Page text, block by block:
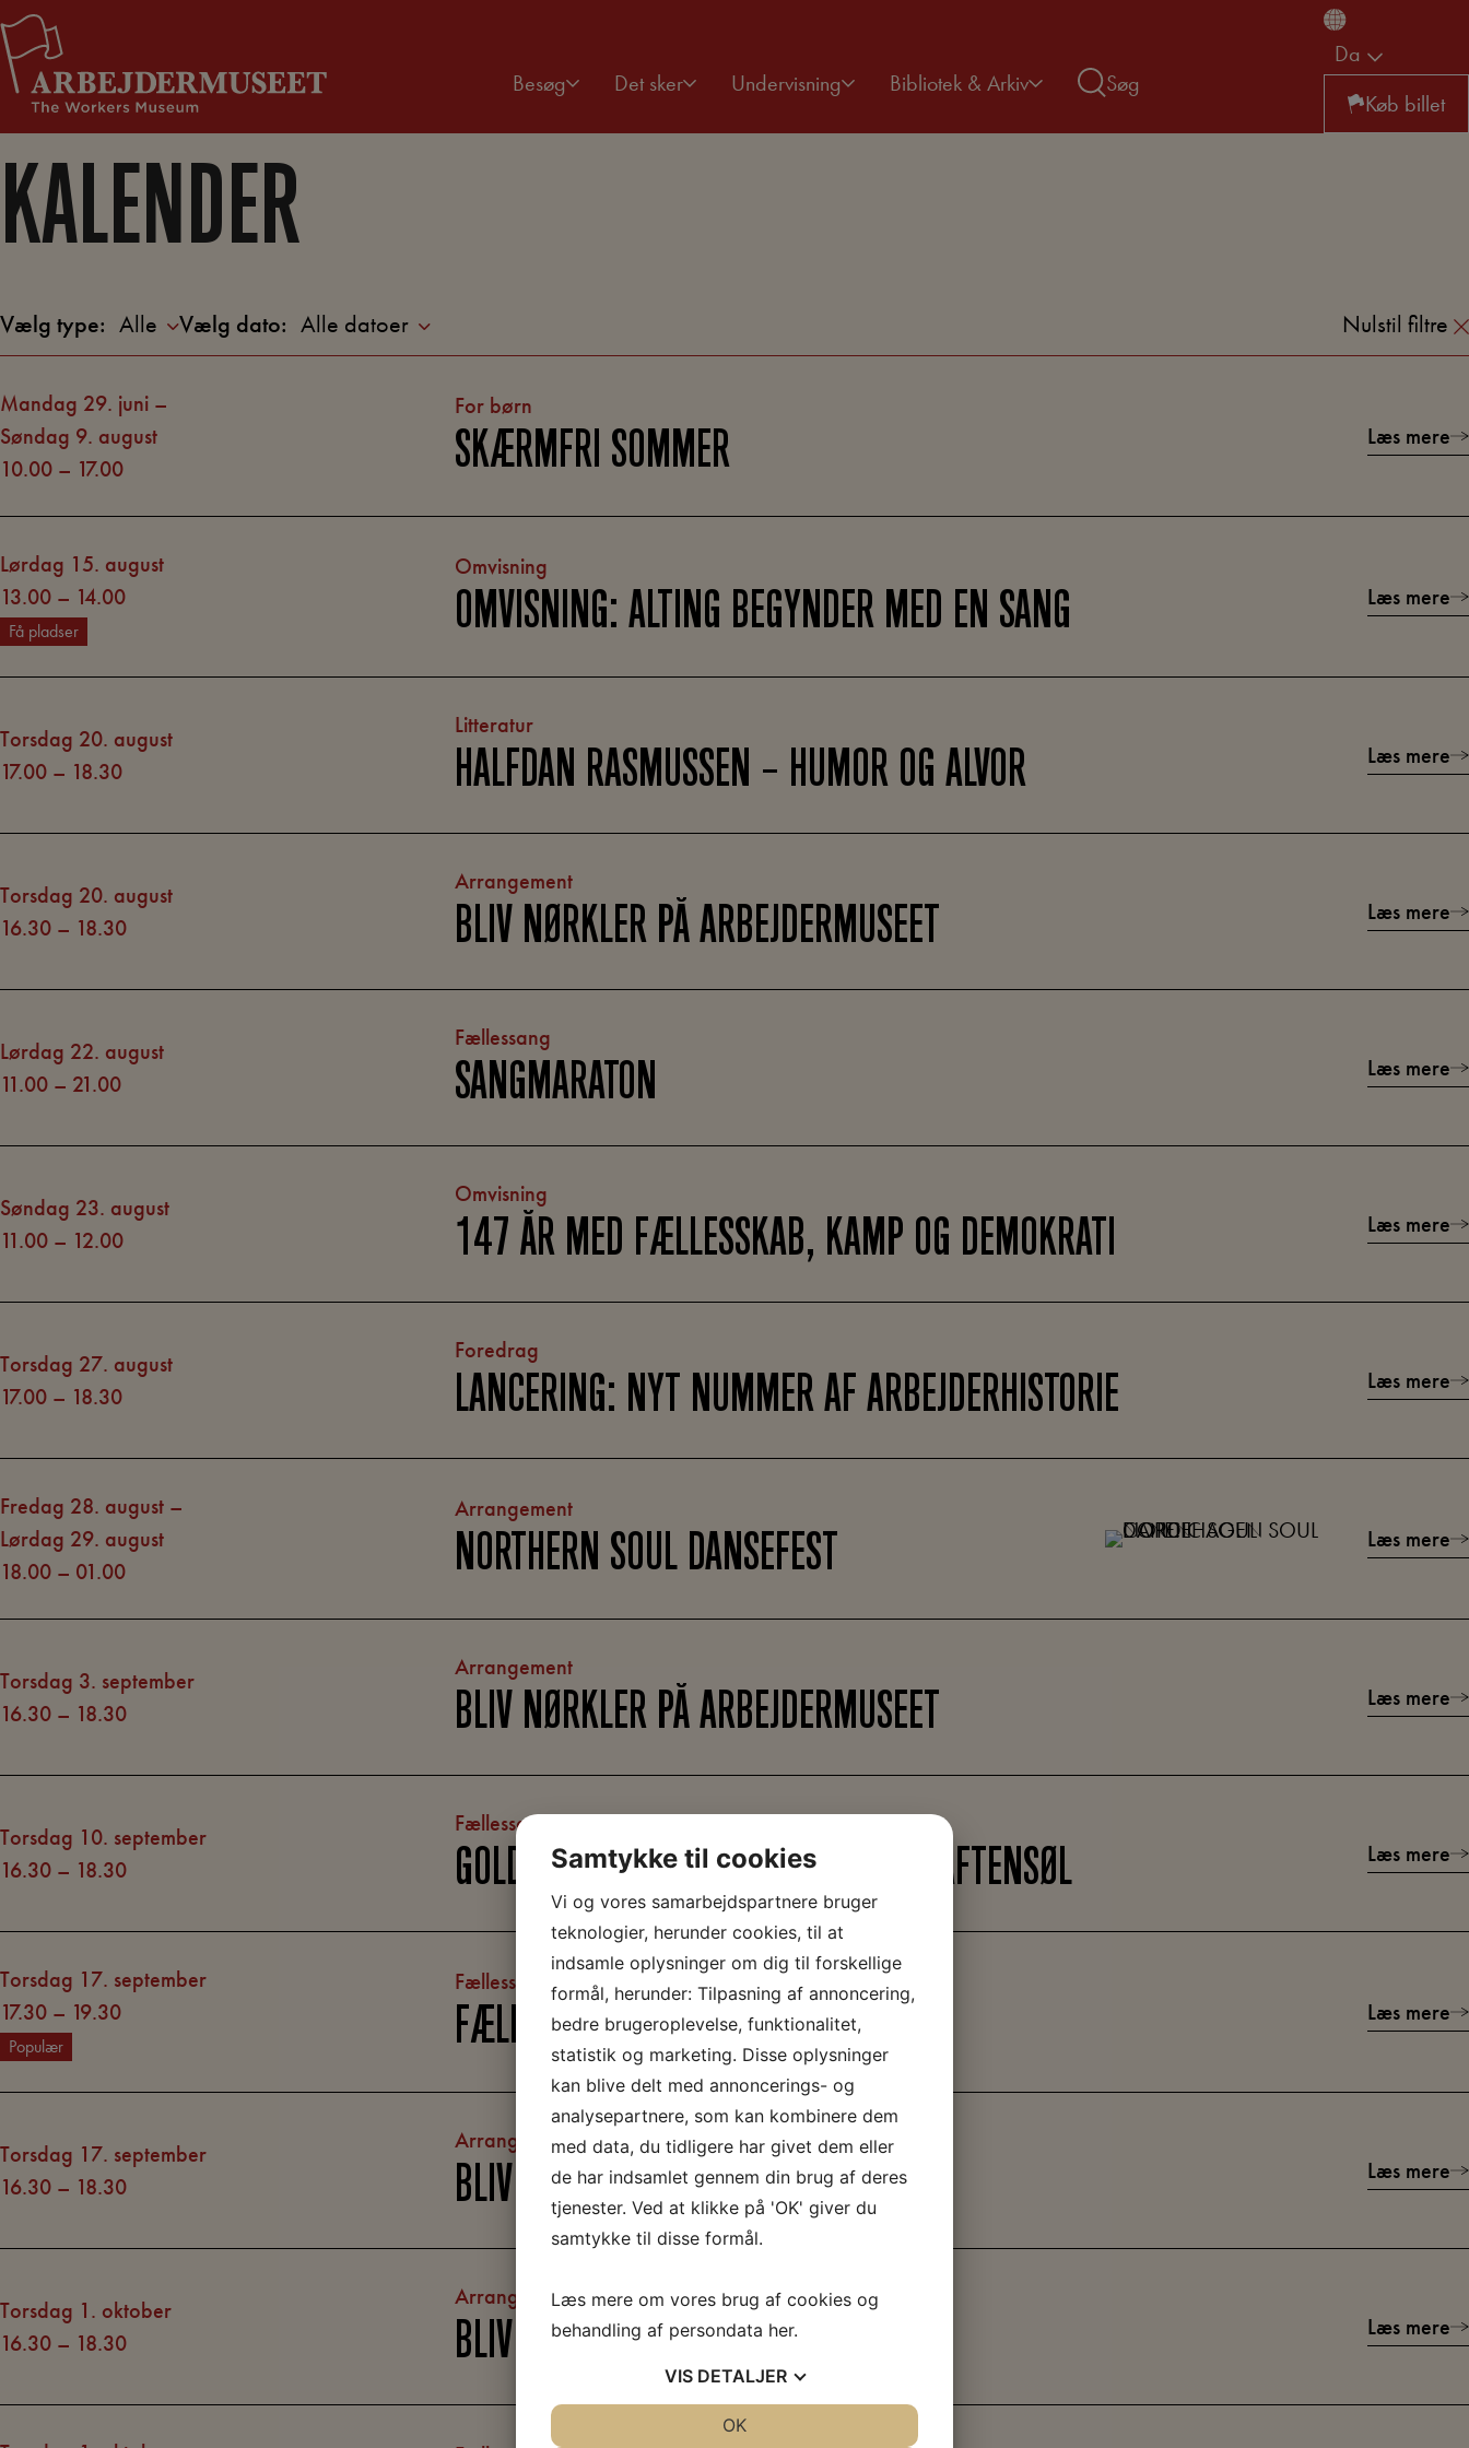
Hop
til
indholdet
Besøg Det sker Undervisning Bibliotek & Arkiv Søg
Da
Køb billet
KALENDER
Vælg type: Alle Vælg dato: Alle datoer Nulstil filtre
mandag 29. juni –
søndag 9. august
10.00 – 17.00
For børn
SKÆRMFRI SOMMER Læs mere
lørdag 15. august
13.00 – 14.00
Få pladser
Omvisning
OMVISNING: ALTING BEGYNDER MED EN SANG Læs mere
torsdag 20. august
17.00 – 18.30
Litteratur
HALFDAN RASMUSSEN – HUMOR OG ALVOR Læs mere
torsdag 20. august
16.30 – 18.30
Arrangement
BLIV NØRKLER PÅ ARBEJDERMUSEET Læs mere
lørdag 22. august
11.00 – 21.00
Fællessang
SANGMARATON Læs mere
søndag 23. august
11.00 – 12.00
Omvisning
147 ÅR MED FÆLLESSKAB, KAMP OG DEMOKRATI Læs mere
torsdag 27. august
17.00 – 18.30
Foredrag
LANCERING: NYT NUMMER AF ARBEJDERHISTORIE Læs mere
fredag 28. august –
lørdag 29. august
18.00 – 01.00
Arrangement
NORTHERN SOUL DANSEFEST Læs mere
torsdag 3. september
16.30 – 18.30
Arrangement
BLIV NØRKLER PÅ ARBEJDERMUSEET Læs mere
torsdag 10. september
16.30 – 18.30
Fællessang
GOLDEN DAYS: FÆLLESSANG OG FYRAFTENSØL Læs mere
torsdag 17. september
17.30 – 19.30
Populær
Fællessang
FÆLLESSANG OG FOLKETS KØKKEN Læs mere
torsdag 17. september
16.30 – 18.30
Arrangement
BLIV NØRKLER PÅ ARBEJDERMUSEET Læs mere
torsdag 1. oktober
16.30 – 18.30
Arrangement
BLIV NØRKLER PÅ ARBEJDERMUSEET Læs mere
Samtykke til cookies
Vi og vores samarbejdspartnere bruger
teknologier, herunder cookies, til at
indsamle oplysninger om dig til forskellige
formål, herunder: Tilpasning af annoncering,
bedre brugeroplevelse, funktionalitet,
statistik og marketing. Disse oplysninger
kan blive delt med annoncerings- og
analysepartnere, som kan kombinere dem
med data, du tidligere har givet dem eller
de har indsamlet gennem din brug af deres
tjenester. Ved at klikke på 'OK' giver du
samtykke til disse formål.
Læs mere om vores brug af cookies og
behandling af persondata her.
VIS DETALJER
OK